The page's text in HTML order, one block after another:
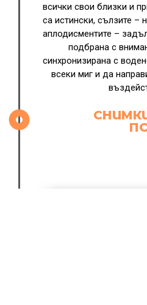
всички свои близки и
са истински, сълзите –
аплодисментите –
подбрана с
синхронизирана с
всеки миг и да